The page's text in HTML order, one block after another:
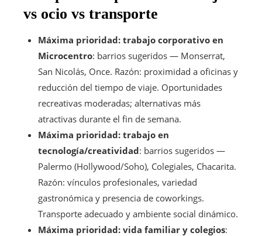
vs ocio vs transporte
Máxima prioridad: trabajo corporativo en
Microcentro: barrios sugeridos — Monserrat,
San Nicolás, Once. Razón: proximidad a oficinas y
reducción del tiempo de viaje. Oportunidades
recreativas moderadas; alternativas más
atractivas durante el fin de semana.
Máxima prioridad: trabajo en
tecnología/creatividad: barrios sugeridos —
Palermo (Hollywood/Soho), Colegiales, Chacarita.
Razón: vínculos profesionales, variedad
gastronómica y presencia de coworkings.
Transporte adecuado y ambiente social dinámico.
Máxima prioridad: vida familiar y colegios: